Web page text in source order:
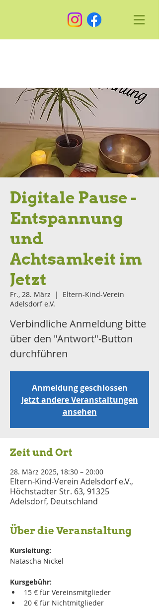
Digitale Pause -
Entspannung
und
Achtsamkeit im
Jetzt
Fr., 28. März
  |
Eltern-Kind-Verein
Adelsdorf e.V.
Verbindliche Anmeldung bitte
über den "Antwort"-Button
durchführen
Anmeldung geschlossen
Jetzt andere Veranstaltungen
ansehen
Zeit und Ort
28. März 2025, 18:30 – 20:00
Eltern-Kind-Verein Adelsdorf e.V.,
Höchstadter Str. 63, 91325
Adelsdorf, Deutschland
Über die Veranstaltung
Kursleitung:
Natascha Nickel
Kursgebühr:
15 € für Vereinsmitglieder
20 € für Nichtmitglieder